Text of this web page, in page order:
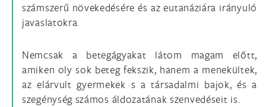
számszerű növekedésére és az eutanáziára irányuló
javaslatokra.
Nemcsak a betegágyakat látom magam előtt,
amiken oly sok beteg fekszik, hanem a menekültek,
az elárvult gyermekek s a társadalmi bajok, és a
szegénység számos áldozatának szenvedéseit is.